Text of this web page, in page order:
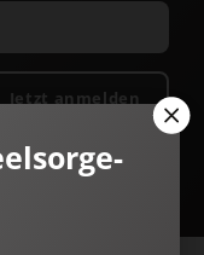
Jetzt anmelden